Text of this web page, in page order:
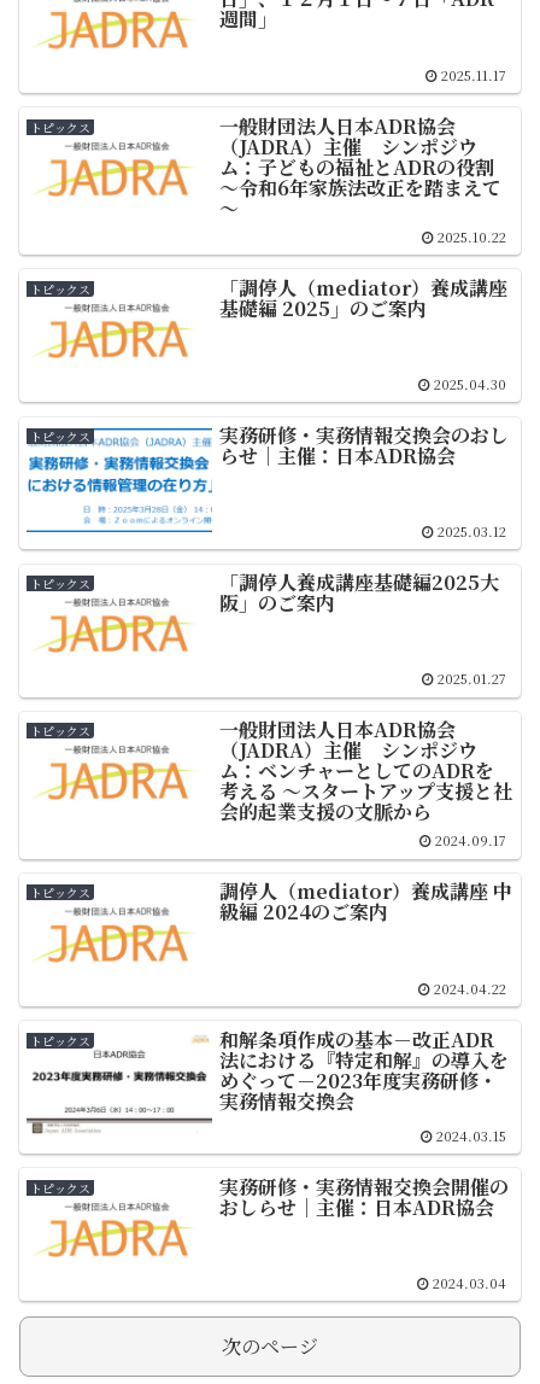
週間」
2025.11.17
トピックス 一般財団法人日本ADR協会
（JADRA）主催 シンポジウ
ム：子どもの福祉とADRの役割
～令和6年家族法改正を踏まえて
～
2025.10.22
トピックス 「調停人（mediator）養成講座
基礎編 2025」のご案内
2025.04.30
トピックス 実務研修・実務情報交換会のおし
らせ｜主催：日本ADR協会
2025.03.12
トピックス 「調停人養成講座基礎編2025大
阪」のご案内
2025.01.27
トピックス 一般財団法人日本ADR協会
（JADRA）主催 シンポジウ
ム：ベンチャーとしてのADRを
考える ～スタートアップ支援と社
会的起業支援の文脈から
2024.09.17
トピックス 調停人（mediator）養成講座 中
級編 2024のご案内
2024.04.22
トピックス 和解条項作成の基本－改正ADR
法における『特定和解』の導入を
めぐって－2023年度実務研修・
実務情報交換会
2024.03.15
トピックス 実務研修・実務情報交換会開催の
おしらせ｜主催：日本ADR協会
2024.03.04
次のページ